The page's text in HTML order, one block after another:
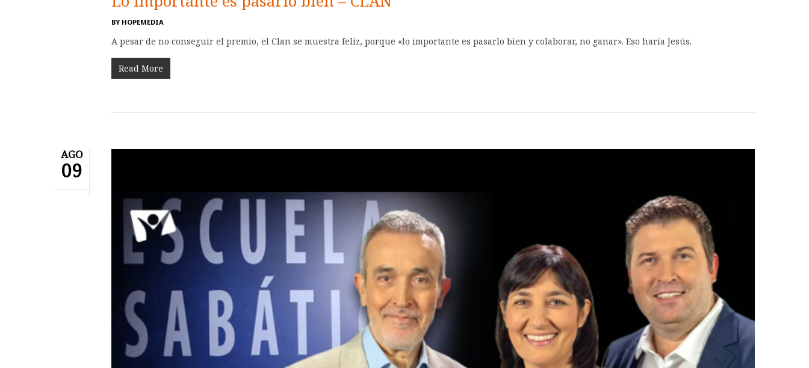
BY HOPEMEDIA
A pesar de no conseguir el premio, el Clan se muestra feliz, porque «lo importante es pasarlo bien y colaborar, no ganar». Eso haría Jesús.
Read More
AGO
09